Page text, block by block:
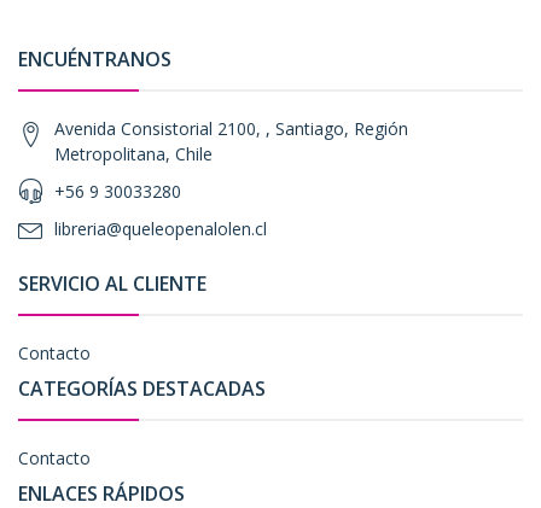
ENCUÉNTRANOS
Avenida Consistorial 2100, , Santiago, Región
Metropolitana, Chile
+56 9 30033280
libreria@queleopenalolen.cl
SERVICIO AL CLIENTE
Contacto
CATEGORÍAS DESTACADAS
Contacto
ENLACES RÁPIDOS